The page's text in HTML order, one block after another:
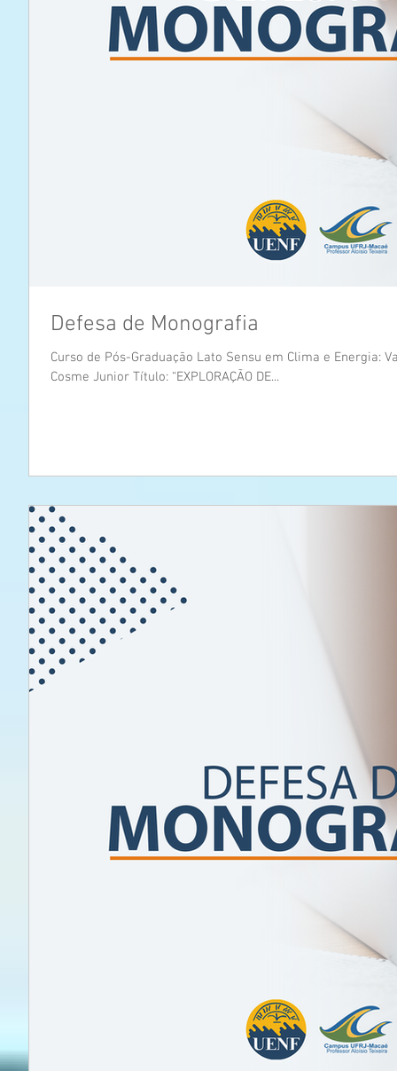
Defesa de Monografia
Curso de Pós-Graduação Lato Sensu em Clima e Energia:
Cosme Junior Título: “EXPLORAÇÃO DE...